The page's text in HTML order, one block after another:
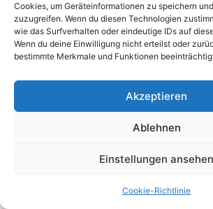
Cookies, um Geräteinformationen zu speichern
zuzugreifen. Wenn du diesen Technologien
wie das Surfverhalten oder eindeutige IDs auf
Wenn du deine Einwilligung nicht erteilst oder
bestimmte Merkmale und Funktionen
Akzeptieren
Ablehnen
Einstellungen ansehen
Cookie-Richtlinie
Copyright © Irene Meints 2026. Alle
*Hinweis: Als Amazon-Partner verdiene
Verkäufen. Für dich entstehen dabei keine
Impressum